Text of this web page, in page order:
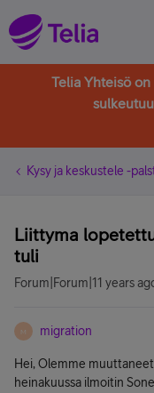
Telia Yhteisö
Kysy ja keskustele -
Liittyma
tuli
Forum|Forum|11 years
M migration
Hei, Olemme
heinakuussa ilmoitin